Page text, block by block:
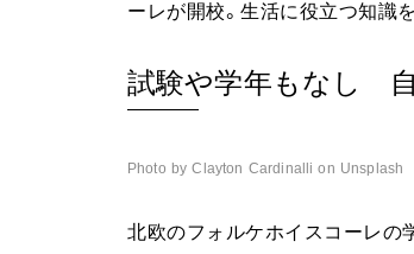
ーレが開校。生活に役立つ知識
試験や学年もなし
Photo by Clayton Cardinalli on Unsplash
北欧のフォルケホイスコーレの